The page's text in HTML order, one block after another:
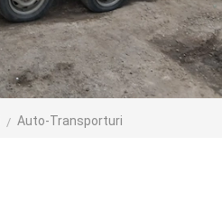
Auto-Transporturi